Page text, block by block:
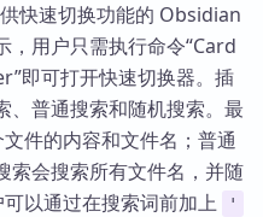
快速切换功能的 Obsidian
，用户只需执行命令“Card
即可打开快速切换器。插
、普通搜索和随机搜索。最
件的内容和文件名；普通
索会搜索所有文件名，并随
以通过在搜索词前加上
'